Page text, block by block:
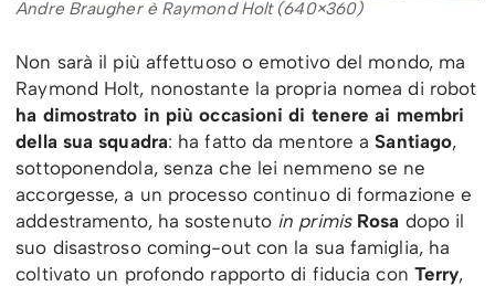
Andre Braugher è Raymond Holt (640×360)
Non sarà il più affettuoso o emotivo del mondo, ma
Raymond Holt, nonostante la propria nomea di robot
ha dimostrato in più occasioni di tenere ai membri
della sua squadra: ha fatto da mentore aSantiago,
sottoponendola, senza che lei nemmeno se ne
accorgesse, a un processo continuo di formazione e
addestramento, ha sostenuto in primis Rosa dopo il
suo disastroso coming-out con la sua famiglia, ha
coltivato un profondo rapporto di fiducia con Terry,